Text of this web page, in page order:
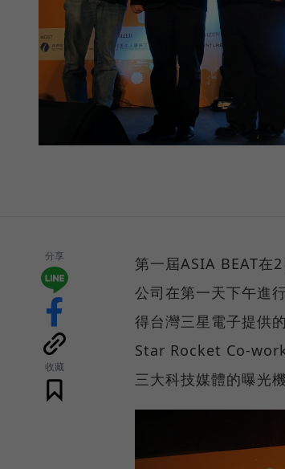
分享
收藏
第一屆ASIA BEAT在
公司在第一天下午進
得台灣三星電子提供
Star Rocket Co-
三大科技媒體的曝光